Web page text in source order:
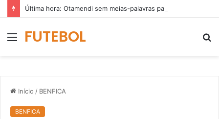
MenuFUTEBOL
Início / BENFICA
BENFICA